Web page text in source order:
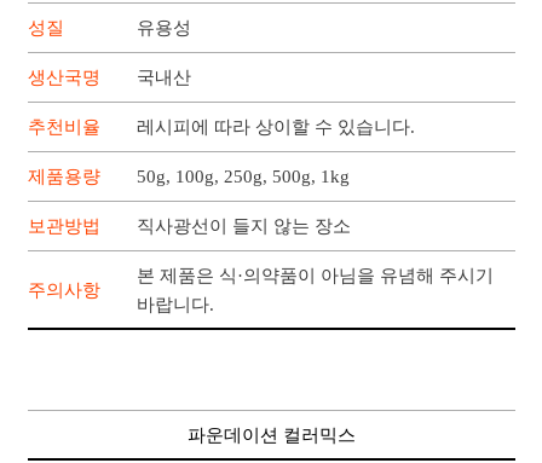
성질 유용성
생산국명 국내산
추천비율 레시피에 따라 상이할 수 있습니다.
제품용량 50g, 100g, 250g, 500g, 1kg
보관방법 직사광선이 들지 않는 장소
주의사항
본 제품은 식·의약품이 아님을 유념해 주시기
바랍니다.
파운데이션 컬러믹스